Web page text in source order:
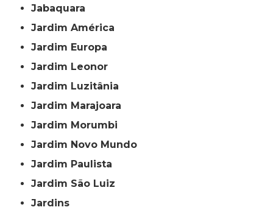
Jabaquara
Jardim América
Jardim Europa
Jardim Leonor
Jardim Luzitânia
Jardim Marajoara
Jardim Morumbi
Jardim Novo Mundo
Jardim Paulista
Jardim São Luiz
Jardins